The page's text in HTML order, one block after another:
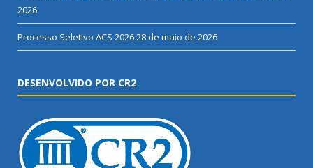
2026
Processo Seletivo ACS 202628 de maio de 2026
DESENVOLVIDO POR CR2